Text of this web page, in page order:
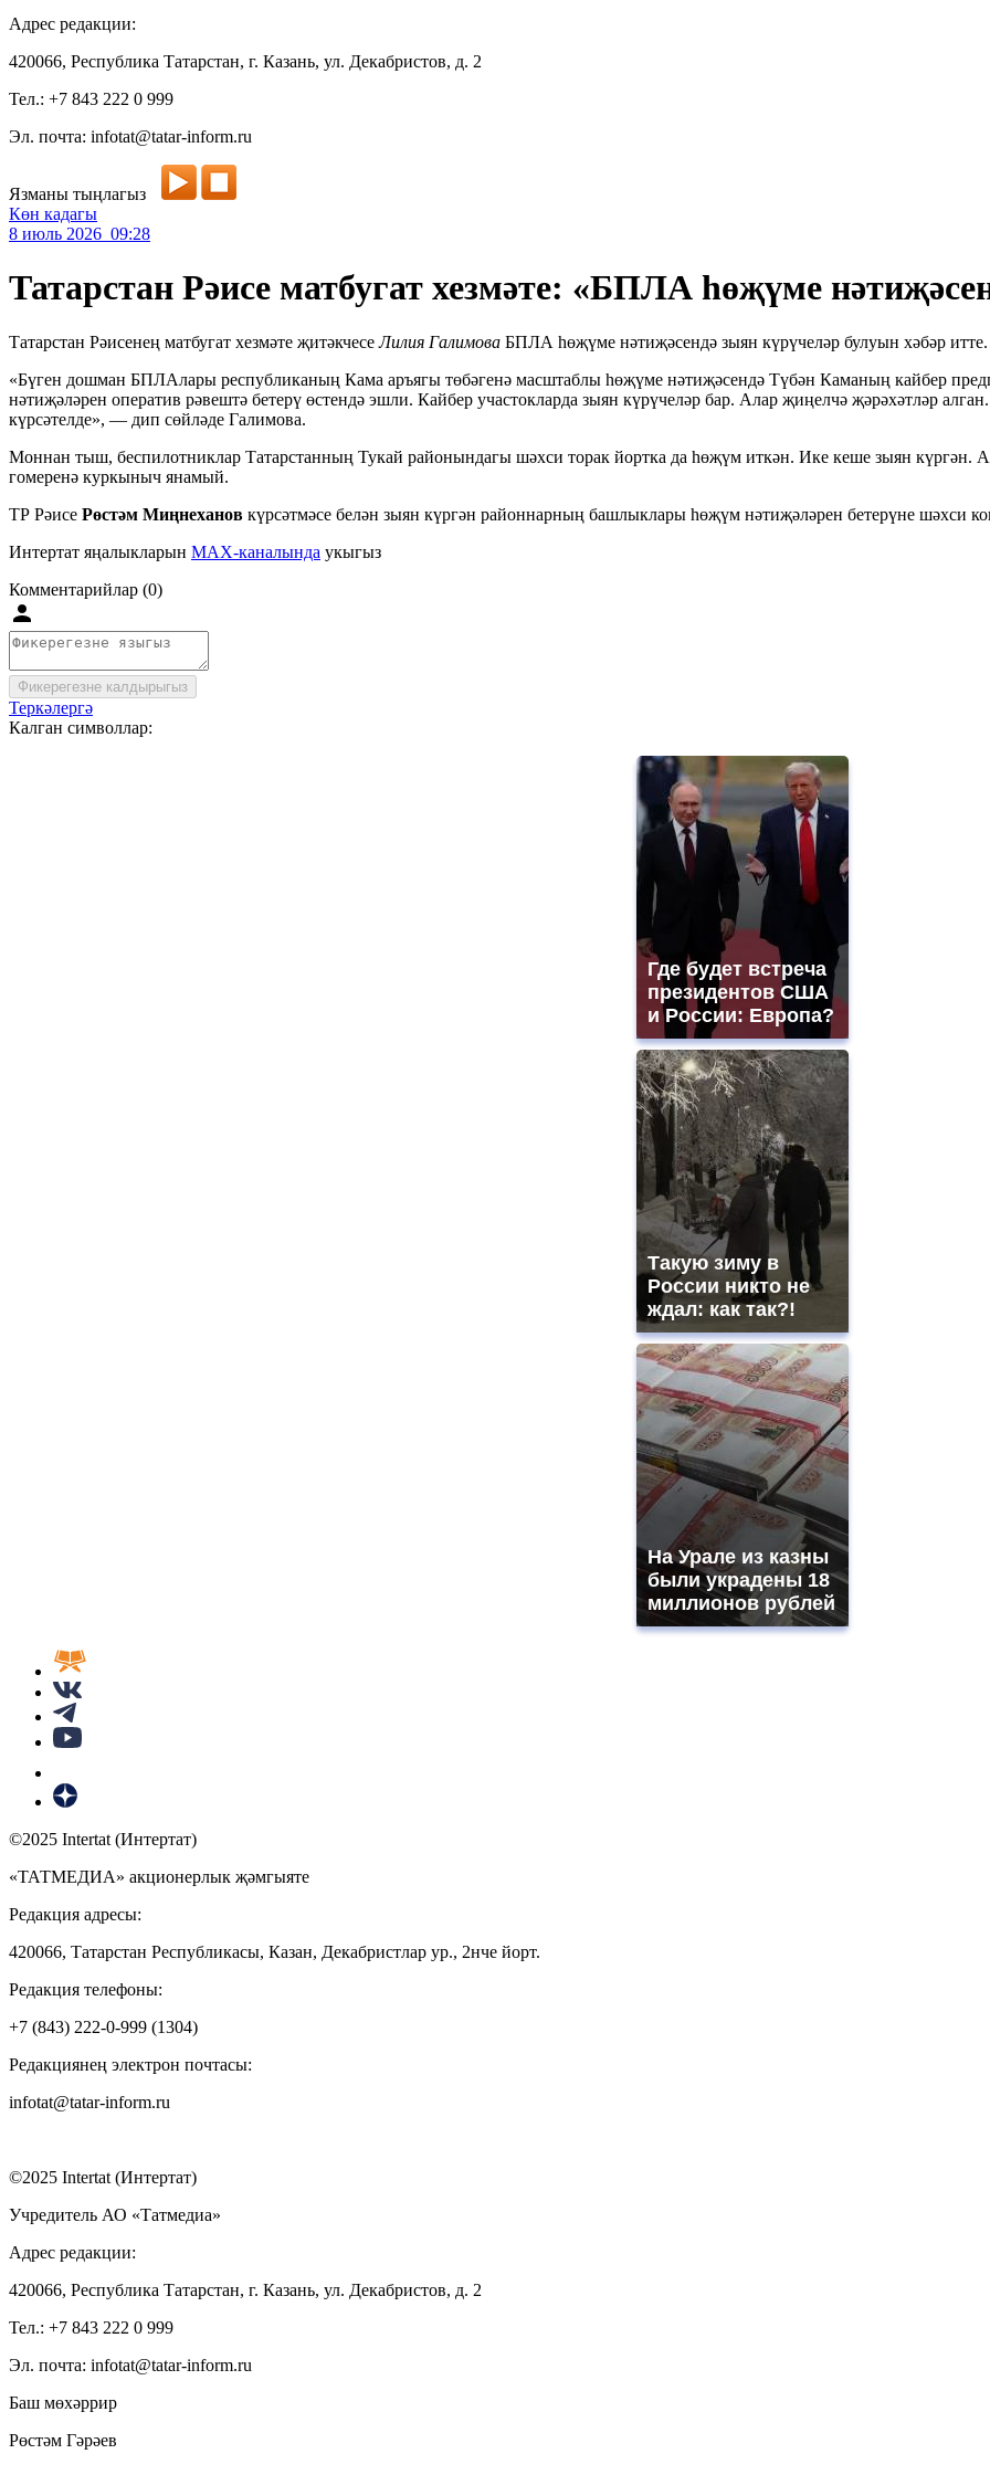
Адрес редакции:
420066, Республика Татарстан, г. Казань, ул. Декабристов, д. 2
Тел.: +7 843 222 0 999
Эл. почта: infotat@tatar-inform.ru
Язманы тыңлагыз
Көн кадагы
8 июль 2026 09:28
Татарстан Рәисе матбугат хезмәте: «БПЛА һөҗүме
Татарстан Рәисенең матбугат хезмәте җитәкчесеЛилия Галимова БПЛА һөҗүме нәтиҗәсендә зыян күрүчеләр булуын хәбәр итте.
«Бүген дошман БПЛАлары республиканың Кама аръягы төбәгенә масштаблы һөҗүме нәтиҗәсендә Түбән Каманың кайбер
нәтиҗәләрен оператив рәвештә бетерү өстендә эшли. Кайбер участокларда зыян күрүчеләр бар. Алар җиңелчә җәрәхәтләр
күрсәтелде», — дип сөйләде Галимова.
Моннан тыш, беспилотниклар Татарстанның Тукай районындагы шәхси торак йортка да һөҗүм иткән. Ике кеше зыян күргән.
гомеренә куркыныч янамый.
ТР Рәисе Рөстәм Миңнеханов күрсәтмәсе белән зыян күргән районнарның башлыклары һөҗүм нәтиҗәләрен бетерүне шәхси
Интертат яңалыкларын MAX-каналында укыгыз
Комментарийлар (0)
Фикерегезне калдырыгыз
Теркәлергә
Калган символлар:
Где будет встреча
президентов США
и России: Европа?
Такую зиму в
России никто не
ждал: как так?!
На Урале из казны
были украдены 18
миллионов рублей
©2025 Intertat (Интертат)
«ТАТМЕДИА» акционерлык җәмгыяте
Редакция адресы:
420066, Татарстан Республикасы, Казан, Декабристлар ур., 2нче йорт.
Редакция телефоны:
+7 (843) 222-0-999 (1304)
Редакциянең электрон почтасы:
infotat@tatar-inform.ru
©2025 Intertat (Интертат)
Учредитель АО «Татмедиа»
Адрес редакции:
420066, Республика Татарстан, г. Казань, ул. Декабристов, д. 2
Тел.: +7 843 222 0 999
Эл. почта: infotat@tatar-inform.ru
Баш мөхәррир
Рөстәм Гәрәев